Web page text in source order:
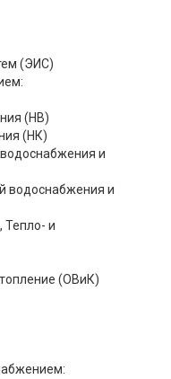
(ЭИС)
(НВ)
(НК)
и
водоснабжения и
Тепло- и
(ОВиК)